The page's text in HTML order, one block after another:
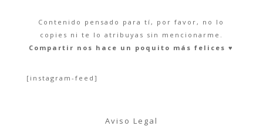
Contenido pensado para tí, por favor, no lo
copies ni te lo atribuyas sin mencionarme.
Compartir nos hace un poquito más felices ♥︎
[instagram-feed]
Aviso Legal